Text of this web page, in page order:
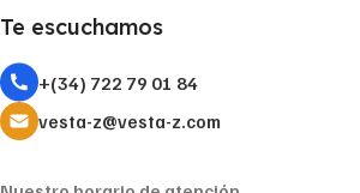
Te escuchamos
+(34) 722 79 01 84
vesta-z@vesta-z.com